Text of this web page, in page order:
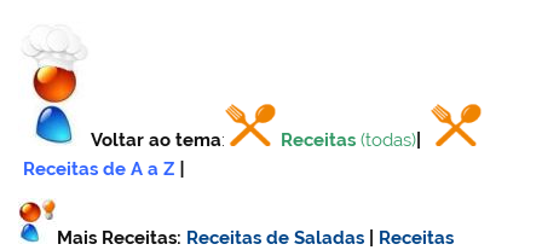
Voltar ao tema: Receitas (todas)
Receitas de A a Z
Mais Receitas: Receitas de Saladas
Receitas